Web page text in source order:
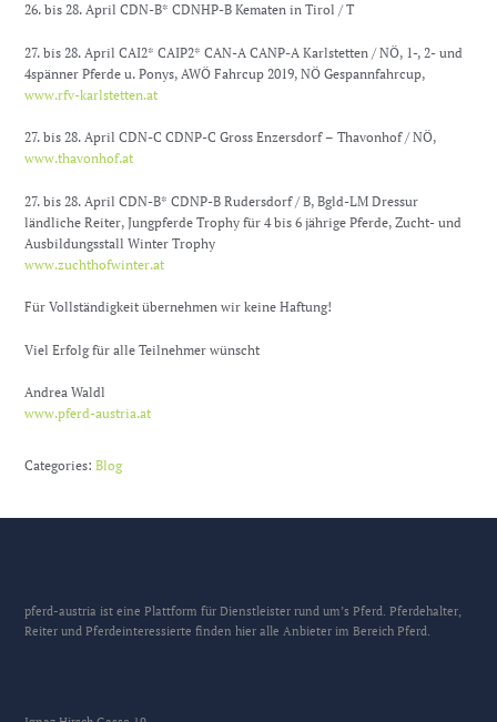
26. bis 28. April CDN-B* CDNHP-B Kematen in Tirol / T
27. bis 28. April CAI2* CAIP2* CAN-A CANP-A Karlstetten / NÖ, 1-, 2- und
4spänner Pferde u. Ponys, AWÖ Fahrcup 2019, NÖ Gespannfahrcup,
www.rfv-karlstetten.at
27. bis 28. April CDN-C CDNP-C Gross Enzersdorf – Thavonhof / NÖ,
www.thavonhof.at
27. bis 28. April CDN-B* CDNP-B Rudersdorf / B, Bgld-LM Dressur
ländliche Reiter, Jungpferde Trophy für 4 bis 6 jährige Pferde, Zucht- und
Ausbildungsstall Winter Trophy
www.zuchthofwinter.at
Für Vollständigkeit übernehmen wir keine Haftung!
Viel Erfolg für alle Teilnehmer wünscht
Andrea Waldl
www.pferd-austria.at
Categories:Blog
pferd-austria ist eine Plattform für Dienstleister rund um’s Pferd. Pferdehalter,
Reiter und Pferdeinteressierte finden hier alle Anbieter im Bereich Pferd.